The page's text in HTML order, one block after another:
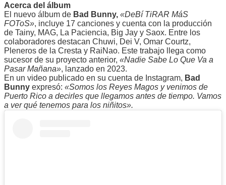
Acerca del álbum
El nuevo álbum de Bad Bunny, «DeBí TiRAR MáS
FOToS», incluye 17 canciones y cuenta con la producción
de Tainy, MAG, La Paciencia, Big Jay y Saox. Entre los
colaboradores destacan Chuwi, Dei V, Omar Courtz,
Pleneros de la Cresta y RaiNao. Este trabajo llega como
sucesor de su proyecto anterior, «Nadie Sabe Lo Que Va a
Pasar Mañana», lanzado en 2023.
En un video publicado en su cuenta de Instagram, Bad
Bunny expresó: «Somos los Reyes Magos y venimos de
Puerto Rico a decirles que llegamos antes de tiempo. Vamos
a ver qué tenemos para los niñitos».